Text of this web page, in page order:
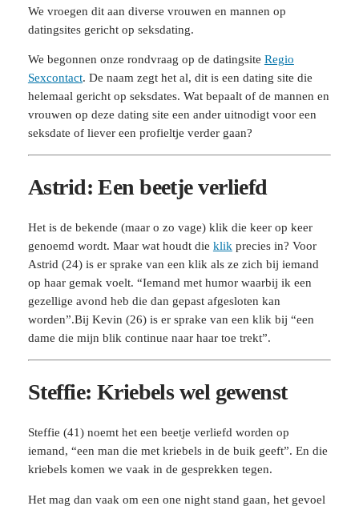
We vroegen dit aan diverse vrouwen en mannen op
datingsites gericht op seksdating.
We begonnen onze rondvraag op de datingsite Regio
Sexcontact. De naam zegt het al, dit is een dating site die
helemaal gericht op seksdates. Wat bepaalt of de mannen en
vrouwen op deze dating site een ander uitnodigt voor een
seksdate of liever een profieltje verder gaan?
Astrid: Een beetje verliefd
Het is de bekende (maar o zo vage) klik die keer op keer
genoemd wordt. Maar wat houdt die klikprecies in? Voor
Astrid (24) is er sprake van een klik als ze zich bij iemand
op haar gemak voelt. “Iemand met humor waarbij ik een
gezellige avond heb die dan gepast afgesloten kan
worden”.Bij Kevin (26) is er sprake van een klik bij “een
dame die mijn blik continue naar haar toe trekt”.
Steffie: Kriebels wel gewenst
Steffie (41) noemt het een beetje verliefd worden op
iemand, “een man die met kriebels in de buik geeft”. En die
kriebels komen we vaak in de gesprekken tegen.
Het mag dan vaak om een one night stand gaan, het gevoel